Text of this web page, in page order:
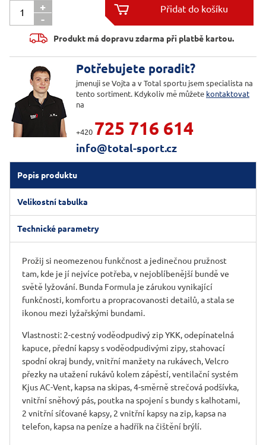
+
-


Produkt má dopravu zdarma při platbě kartou.
Potřebujete poradit?
jmenuji se Vojta a v Total sportu jsem specialista na
tento sortiment. Kdykoliv mě můžete kontaktovat
na
+420 725 716 614
info@total-sport.cz
Popis produktu
Velikostní tabulka
Technické parametry
Prožij si neomezenou funkčnost a jedinečnou pružnost
tam, kde je jí nejvíce potřeba, v nejoblíbenější bundě ve
světě lyžování. Bunda Formula je zárukou vynikající
funkčnosti, komfortu a propracovanosti detailů, a stala se
ikonou mezi lyžařskými bundami.
Vlastnosti: 2-cestný voděodpudivý zip YKK, odepínatelná
kapuce, přední kapsy s voděodpudivými zipy, stahovací
spodní okraj bundy, vnitřní manžety na rukávech, Velcro
přezky na utažení rukávů kolem zápěstí, ventilační systém
Kjus AC-Vent, kapsa na skipas, 4-směrně strečová podšívka,
vnitřní sněhový pás, poutka na spojení s bundy s kalhotami,
2 vnitřní síťované kapsy, 2 vnitřní kapsy na zip, kapsa na
telefon, kapsa na peníze a hadřík na čištění brýlí.